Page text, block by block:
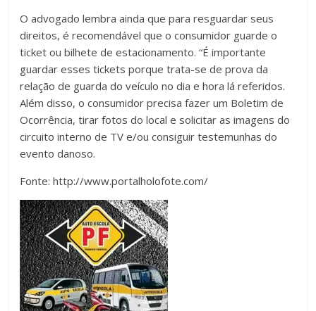
O advogado lembra ainda que para resguardar seus
direitos, é recomendável que o consumidor guarde o
ticket ou bilhete de estacionamento. “É importante
guardar esses tickets porque trata-se de prova da
relação de guarda do veículo no dia e hora lá referidos.
Além disso, o consumidor precisa fazer um Boletim de
Ocorrência, tirar fotos do local e solicitar as imagens do
circuito interno de TV e/ou consiguir testemunhas do
evento danoso.
Fonte: http://www.portalholofote.com/